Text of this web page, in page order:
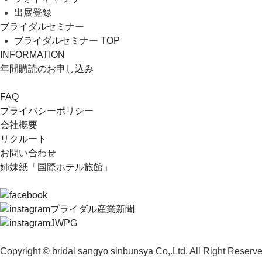
出展登録
ブライダルセミナー
ブライダルセミナー TOP
INFORMATION
年間購読のお申し込み
FAQ
プライバシーポリシー
会社概要
リクルート
お問い合わせ
姉妹紙「国際ホテル旅館」
ブライダル産業新聞
JWPG
Copyright © bridal sangyo sinbunsya Co,.Ltd. All Right